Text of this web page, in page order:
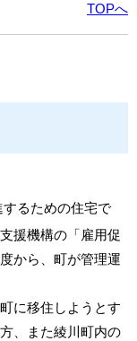
TOPへ
るための住宅で
援機構の「雇用促
から、町が管理運
に移住しようとす
、また綾川町内の